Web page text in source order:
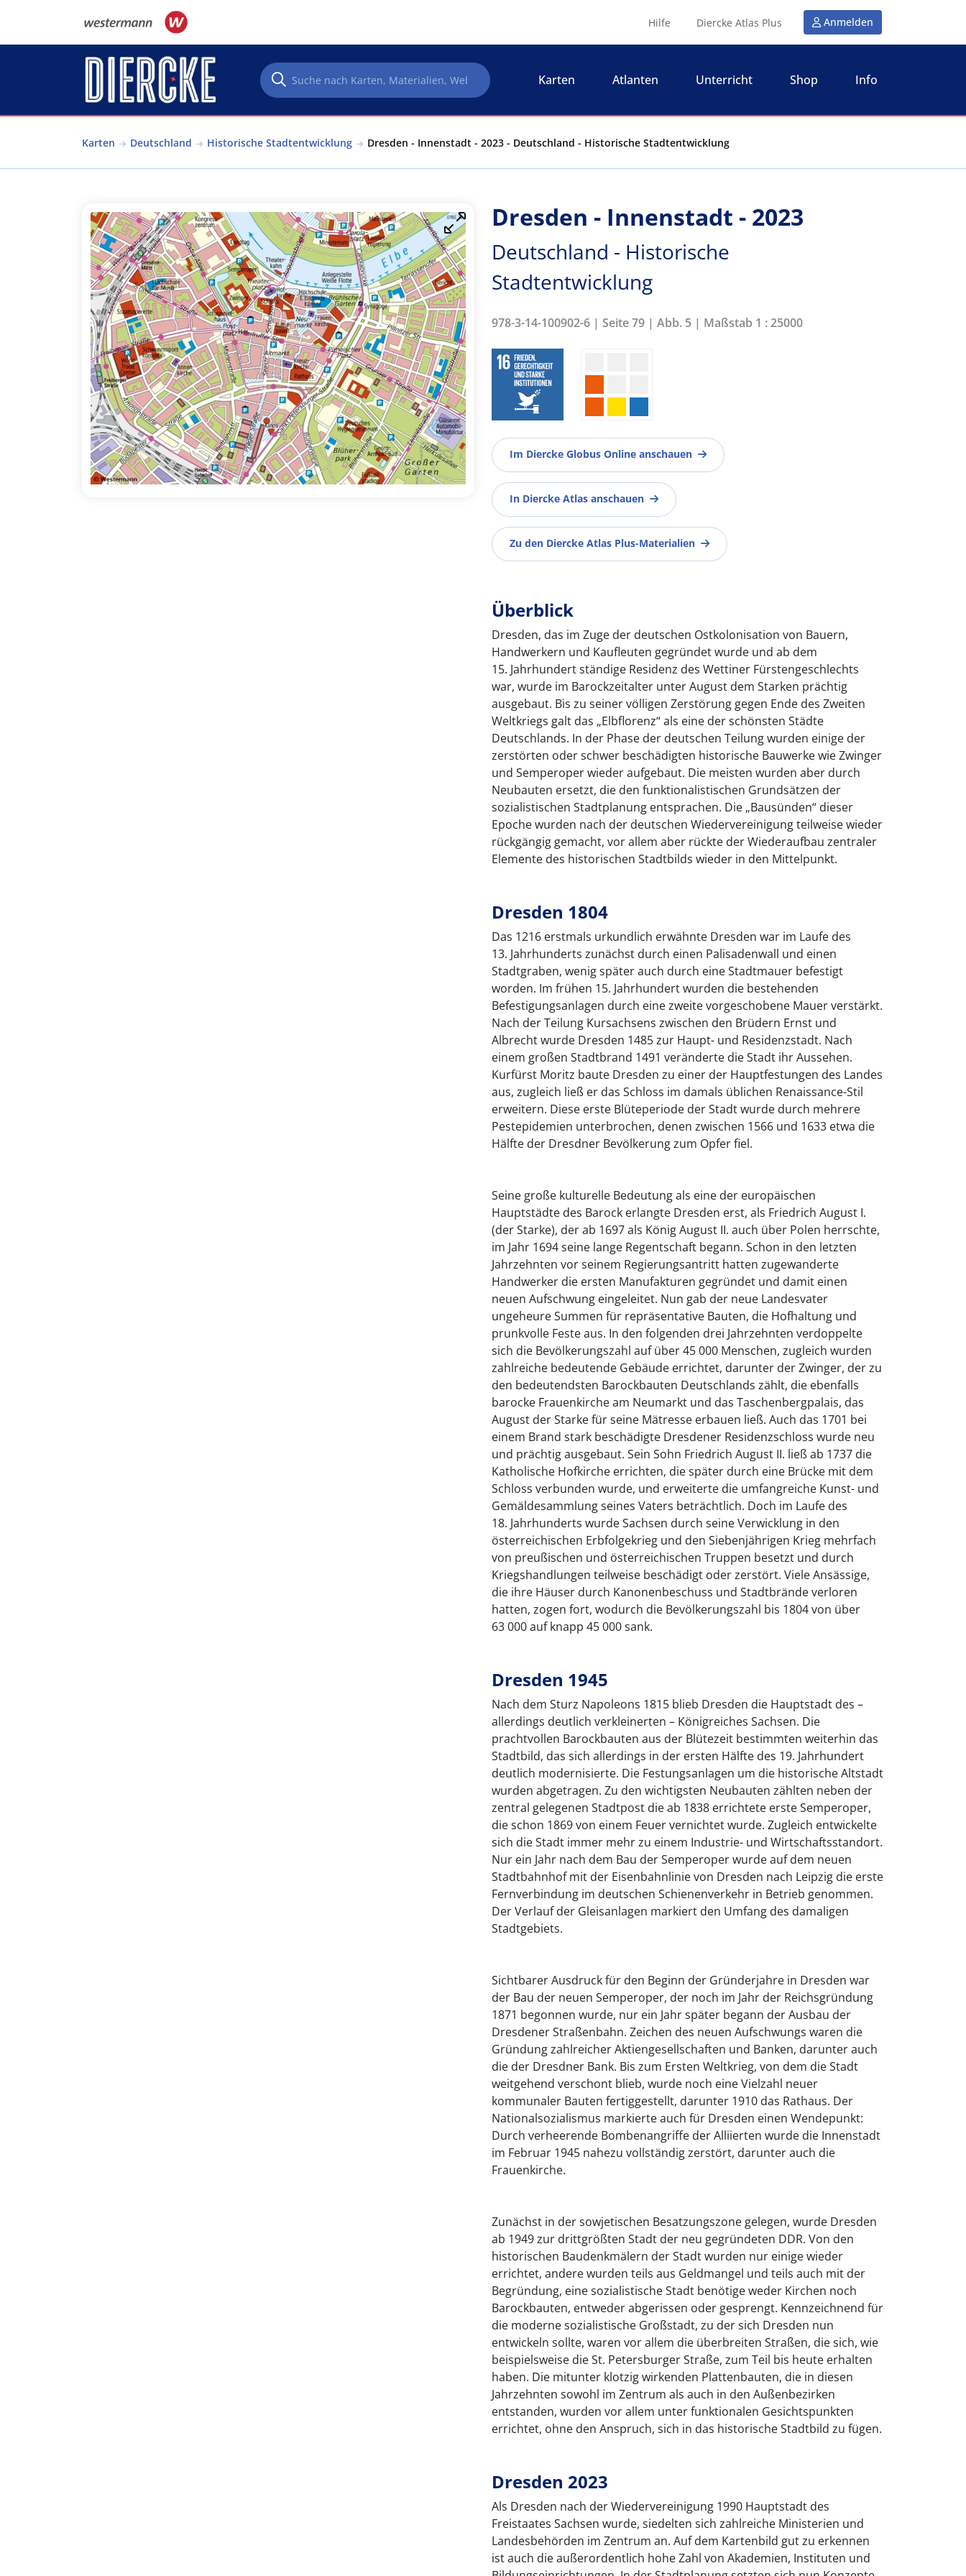
Hilfe Diercke Atlas Plus Anmelden
Karten Atlanten Unterricht Shop Info
Karten Deutschland Historische Stadtentwicklung Dresden - Innenstadt - 2023 - Deutschland - Historische Stadtentwicklung
Dresden - Innenstadt - 2023
Deutschland - Historische
Stadtentwicklung
978-3-14-100902-6 | Seite 79 | Abb. 5 | Maßstab 1 : 25000
Im Diercke Globus Online anschauen
In Diercke Atlas anschauen
Zu den Diercke Atlas Plus-Materialien
Überblick
Dresden, das im Zuge der deutschen Ostkolonisation von Bauern,
Handwerkern und Kaufleuten gegründet wurde und ab dem
15. Jahrhundert ständige Residenz des Wettiner Fürstengeschlechts
war, wurde im Barockzeitalter unter August dem Starken prächtig
ausgebaut. Bis zu seiner völligen Zerstörung gegen Ende des Zweiten
Weltkriegs galt das „Elbflorenz“ als eine der schönsten Städte
Deutschlands. In der Phase der deutschen Teilung wurden einige der
zerstörten oder schwer beschädigten historische Bauwerke wie Zwinger
und Semperoper wieder aufgebaut. Die meisten wurden aber durch
Neubauten ersetzt, die den funktionalistischen Grundsätzen der
sozialistischen Stadtplanung entsprachen. Die „Bausünden“ dieser
Epoche wurden nach der deutschen Wiedervereinigung teilweise wieder
rückgängig gemacht, vor allem aber rückte der Wiederaufbau zentraler
Elemente des historischen Stadtbilds wieder in den Mittelpunkt.
Dresden 1804
Das 1216 erstmals urkundlich erwähnte Dresden war im Laufe des
13. Jahrhunderts zunächst durch einen Palisadenwall und einen
Stadtgraben, wenig später auch durch eine Stadtmauer befestigt
worden. Im frühen 15. Jahrhundert wurden die bestehenden
Befestigungsanlagen durch eine zweite vorgeschobene Mauer verstärkt.
Nach der Teilung Kursachsens zwischen den Brüdern Ernst und
Albrecht wurde Dresden 1485 zur Haupt- und Residenzstadt. Nach
einem großen Stadtbrand 1491 veränderte die Stadt ihr Aussehen.
Kurfürst Moritz baute Dresden zu einer der Hauptfestungen des Landes
aus, zugleich ließ er das Schloss im damals üblichen Renaissance-Stil
erweitern. Diese erste Blüteperiode der Stadt wurde durch mehrere
Pestepidemien unterbrochen, denen zwischen 1566 und 1633 etwa die
Hälfte der Dresdner Bevölkerung zum Opfer fiel.
Seine große kulturelle Bedeutung als eine der europäischen
Hauptstädte des Barock erlangte Dresden erst, als Friedrich August I.
(der Starke), der ab 1697 als König August II. auch über Polen herrschte,
im Jahr 1694 seine lange Regentschaft begann. Schon in den letzten
Jahrzehnten vor seinem Regierungsantritt hatten zugewanderte
Handwerker die ersten Manufakturen gegründet und damit einen
neuen Aufschwung eingeleitet. Nun gab der neue Landesvater
ungeheure Summen für repräsentative Bauten, die Hofhaltung und
prunkvolle Feste aus. In den folgenden drei Jahrzehnten verdoppelte
sich die Bevölkerungszahl auf über 45 000 Menschen, zugleich wurden
zahlreiche bedeutende Gebäude errichtet, darunter der Zwinger, der zu
den bedeutendsten Barockbauten Deutschlands zählt, die ebenfalls
barocke Frauenkirche am Neumarkt und das Taschenbergpalais, das
August der Starke für seine Mätresse erbauen ließ. Auch das 1701 bei
einem Brand stark beschädigte Dresdener Residenzschloss wurde neu
und prächtig ausgebaut. Sein Sohn Friedrich August II. ließ ab 1737 die
Katholische Hofkirche errichten, die später durch eine Brücke mit dem
Schloss verbunden wurde, und erweiterte die umfangreiche Kunst- und
Gemäldesammlung seines Vaters beträchtlich. Doch im Laufe des
18. Jahrhunderts wurde Sachsen durch seine Verwicklung in den
österreichischen Erbfolgekrieg und den Siebenjährigen Krieg mehrfach
von preußischen und österreichischen Truppen besetzt und durch
Kriegshandlungen teilweise beschädigt oder zerstört. Viele Ansässige,
die ihre Häuser durch Kanonenbeschuss und Stadtbrände verloren
hatten, zogen fort, wodurch die Bevölkerungszahl bis 1804 von über
63 000 auf knapp 45 000 sank.
Dresden 1945
Nach dem Sturz Napoleons 1815 blieb Dresden die Hauptstadt des –
allerdings deutlich verkleinerten – Königreiches Sachsen. Die
prachtvollen Barockbauten aus der Blütezeit bestimmten weiterhin das
Stadtbild, das sich allerdings in der ersten Hälfte des 19. Jahrhundert
deutlich modernisierte. Die Festungsanlagen um die historische Altstadt
wurden abgetragen. Zu den wichtigsten Neubauten zählten neben der
zentral gelegenen Stadtpost die ab 1838 errichtete erste Semperoper,
die schon 1869 von einem Feuer vernichtet wurde. Zugleich entwickelte
sich die Stadt immer mehr zu einem Industrie- und Wirtschaftsstandort.
Nur ein Jahr nach dem Bau der Semperoper wurde auf dem neuen
Stadtbahnhof mit der Eisenbahnlinie von Dresden nach Leipzig die erste
Fernverbindung im deutschen Schienenverkehr in Betrieb genommen.
Der Verlauf der Gleisanlagen markiert den Umfang des damaligen
Stadtgebiets.
Sichtbarer Ausdruck für den Beginn der Gründerjahre in Dresden war
der Bau der neuen Semperoper, der noch im Jahr der Reichsgründung
1871 begonnen wurde, nur ein Jahr später begann der Ausbau der
Dresdener Straßenbahn. Zeichen des neuen Aufschwungs waren die
Gründung zahlreicher Aktiengesellschaften und Banken, darunter auch
die der Dresdner Bank. Bis zum Ersten Weltkrieg, von dem die Stadt
weitgehend verschont blieb, wurde noch eine Vielzahl neuer
kommunaler Bauten fertiggestellt, darunter 1910 das Rathaus. Der
Nationalsozialismus markierte auch für Dresden einen Wendepunkt:
Durch verheerende Bombenangriffe der Alliierten wurde die Innenstadt
im Februar 1945 nahezu vollständig zerstört, darunter auch die
Frauenkirche.
Zunächst in der sowjetischen Besatzungszone gelegen, wurde Dresden
ab 1949 zur drittgrößten Stadt der neu gegründeten DDR. Von den
historischen Baudenkmälern der Stadt wurden nur einige wieder
errichtet, andere wurden teils aus Geldmangel und teils auch mit der
Begründung, eine sozialistische Stadt benötige weder Kirchen noch
Barockbauten, entweder abgerissen oder gesprengt. Kennzeichnend für
die moderne sozialistische Großstadt, zu der sich Dresden nun
entwickeln sollte, waren vor allem die überbreiten Straßen, die sich, wie
beispielsweise die St. Petersburger Straße, zum Teil bis heute erhalten
haben. Die mitunter klotzig wirkenden Plattenbauten, die in diesen
Jahrzehnten sowohl im Zentrum als auch in den Außenbezirken
entstanden, wurden vor allem unter funktionalen Gesichtspunkten
errichtet, ohne den Anspruch, sich in das historische Stadtbild zu fügen.
Dresden 2023
Als Dresden nach der Wiedervereinigung 1990 Hauptstadt des
Freistaates Sachsen wurde, siedelten sich zahlreiche Ministerien und
Landesbehörden im Zentrum an. Auf dem Kartenbild gut zu erkennen
ist auch die außerordentlich hohe Zahl von Akademien, Instituten und